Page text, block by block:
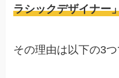
ラシックデザイナー
その理由は以下の3つ